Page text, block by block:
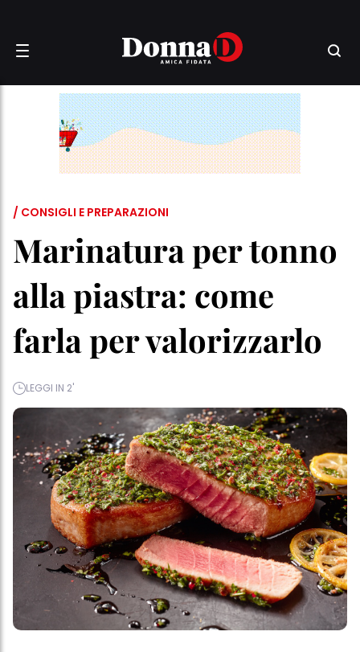
/ CONSIGLI E PREPARAZIONI
Marinatura per tonno
alla piastra: come
farla per valorizzarlo
LEGGI IN 2'